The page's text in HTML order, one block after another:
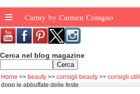
≡ Carmy by Carmen Cotugno
Cerca nel blog magazine
Home beauty consigli beauty consigli utili
dopo le abbuffate delle feste